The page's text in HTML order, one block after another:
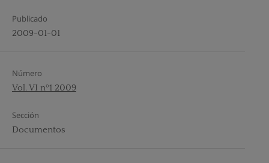
Publicado
2009-01-01
Número
Vol. VI nº1 2009
Sección
Documentos